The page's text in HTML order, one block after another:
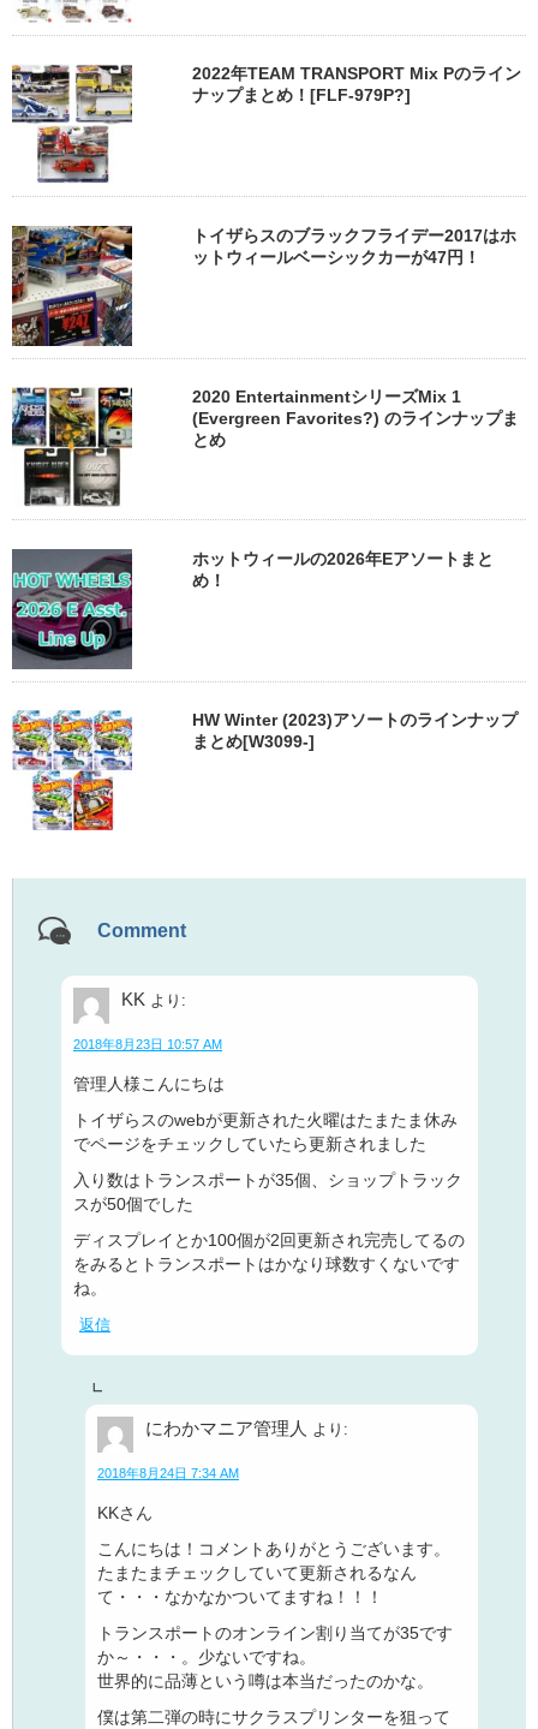
2022年TEAM TRANSPORT Mix Pのライン
ナップまとめ！[FLF-979P?]
トイザらスのブラックフライデー2017はホ
ットウィールベーシックカーが47円！
2020 EntertainmentシリーズMix 1
(Evergreen Favorites?) のラインナップま
とめ
ホットウィールの2026年Eアソートまと
め！
HW Winter (2023)アソートのラインナップ
まとめ[W3099-]
Comment
KK より:
2018年8月23日 10:57 AM
管理人様こんにちは
トイザらスのwebが更新された火曜はたまたま休み
でページをチェックしていたら更新されました
入り数はトランスポートが35個、ショップトラック
スが50個でした
ディスプレイとか100個が2回更新され完売してるの
をみるとトランスポートはかなり球数すくないです
ね。
返信
にわかマニア管理人 より:
2018年8月24日 7:34 AM
KKさん
こんにちは！コメントありがとうございます。
たまたまチェックしていて更新されるなん
て・・・なかなかついてますね！！！
トランスポートのオンライン割り当てが35です
か～・・・。少ないですね。
世界的に品薄という噂は本当だったのかな。
僕は第二弾の時にサクラスプリンターを狙って